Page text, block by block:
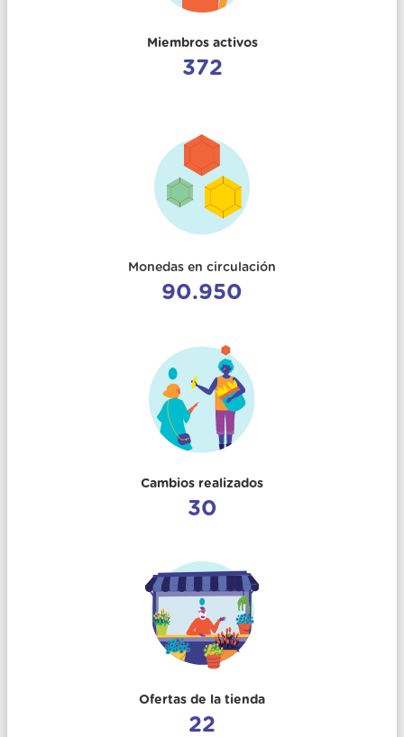
Miembros activos
372
Monedas en circulación
90.950
Cambios realizados
30
Ofertas de la tienda
22